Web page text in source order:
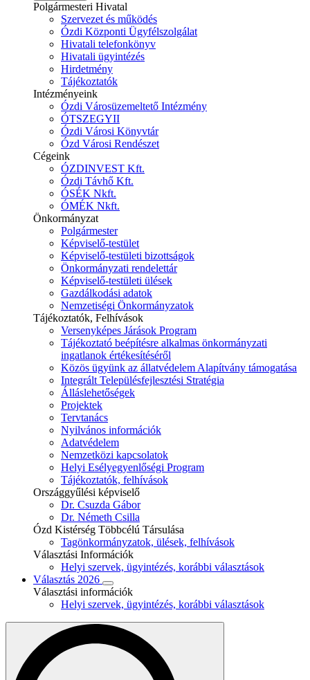
Polgármesteri Hivatal
Szervezet és működés
Ózdi Központi Ügyfélszolgálat
Hivatali telefonkönyv
Hivatali ügyintézés
Hirdetmény
Tájékoztatók
Intézményeink
Ózdi Városüzemeltető Intézmény
ÓTSZEGYII
Ózdi Városi Könyvtár
Ózd Városi Rendészet
Cégeink
ÓZDINVEST Kft.
Ózdi Távhő Kft.
ÓSÉK Nkft.
ÓMÉK Nkft.
Önkormányzat
Polgármester
Képviselő-testület
Képviselő-testületi bizottságok
Önkormányzati rendelettár
Képviselő-testületi ülések
Gazdálkodási adatok
Nemzetiségi Önkormányzatok
Tájékoztatók, Felhívások
Versenyképes Járások Program
Tájékoztató beépítésre alkalmas önkormányzati
ingatlanok értékesítéséről
Közös ügyünk az állatvédelem Alapítvány támogatása
Integrált Településfejlesztési Stratégia
Álláslehetőségek
Projektek
Tervtanács
Nyilvános információk
Adatvédelem
Nemzetközi kapcsolatok
Helyi Esélyegyenlőségi Program
Tájékoztatók, felhívások
Országgyűlési képviselő
Dr. Csuzda Gábor
Dr. Németh Csilla
Ózd Kistérség Többcélú Társulása
Tagönkormányzatok, ülések, felhívások
Választási Információk
Helyi szervek, ügyintézés, korábbi választások
Választás 2026
Választási információk
Helyi szervek, ügyintézés, korábbi választások